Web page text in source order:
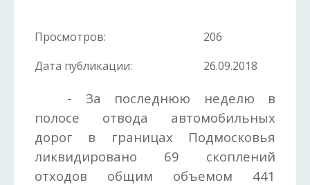
Просмотров:
206
Дата публикации:
26.09.2018
- За последнюю неделю в
полосе отвода автомобильных
дорог в границах Подмосковья
ликвидировано 69 скоплений
отходов общим объемом 441